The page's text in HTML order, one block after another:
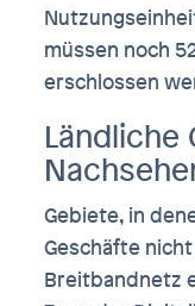
müssen noch
erschlossen
Ländliche
Gebiete, in
Geschäfte
Breitbandnetz